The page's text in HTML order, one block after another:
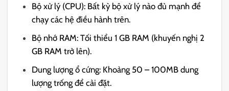
Bộ xử lý (CPU): Bất kỳ bộ xử lý nào đủ mạnh để
chạy các hệ điều hành trên.
Bộ nhớ RAM: Tối thiểu 1 GB RAM (khuyến nghị 2
GB RAM trở lên).
Dung lượng ổ cứng: Khoảng 50 – 100MB dung
lượng trống để cài đặt.